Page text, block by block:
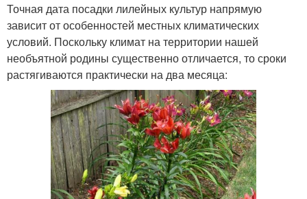
Точная дата посадки лилейных культур напрямую
зависит от особенностей местных климатических
условий. Поскольку климат на территории нашей
необъятной родины существенно отличается, то сроки
растягиваются практически на два месяца: